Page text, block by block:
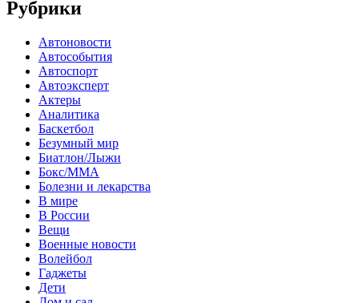
Рубрики
Автоновости
Автособытия
Автоспорт
Автоэксперт
Актеры
Аналитика
Баскетбол
Безумный мир
Биатлон/Лыжи
Бокс/MMA
Болезни и лекарства
В мире
В России
Вещи
Военные новости
Волейбол
Гаджеты
Дети